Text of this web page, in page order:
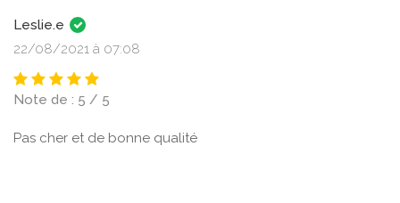
Leslie.e
22/08/2021 à 07:08
Note de : 5 / 5
Pas cher et de bonne qualité